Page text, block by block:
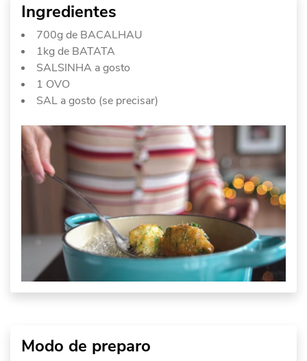
Ingredientes
700g de BACALHAU
1kg de BATATA
SALSINHA a gosto
1 OVO
SAL a gosto (se precisar)
Modo de preparo